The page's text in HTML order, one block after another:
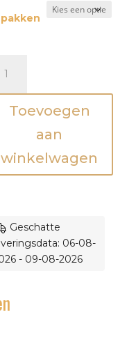
Toevoegen
aan
winkelwagen
Geschatte
06-08-
- 09-08-2026